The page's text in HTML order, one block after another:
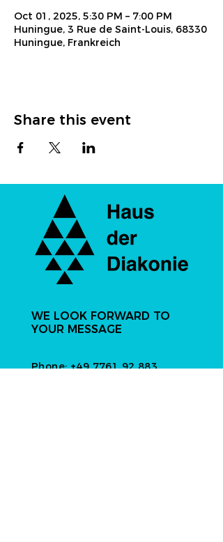
Oct 01, 2025, 5:30 PM – 7:00 PM
Huningue, 3 Rue de Saint-Louis, 68330
Huningue, Frankreich
Share this event
WE LOOK FORWARD TO
YOUR MESSAGE
Phone:+49 7761 92 883